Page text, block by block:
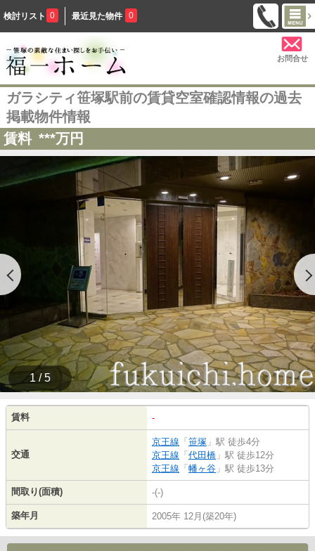
検討リスト 0 最近見た物件 0
お問合せ
ガラシティ笹塚駅前の賃貸空室確認情報の過去
掲載物件情報
賃料 ***万円
1 / 5
賃料 -
交通
京王線 「 笹塚 」駅 徒歩4分
京王線 「 代田橋 」駅 徒歩12分
京王線 「 幡ヶ谷 」駅 徒歩13分
間取り(面積) -(-)
築年月 2005年 12月(築20年)